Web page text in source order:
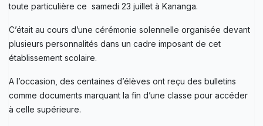
toute particulière ce samedi 23 juillet à Kananga.
C’était au cours d’une cérémonie solennelle organisée devant
plusieurs personnalités dans un cadre imposant de cet
établissement scolaire.
A l’occasion, des centaines d’élèves ont reçu des bulletins
comme documents marquant la fin d’une classe pour accéder
à celle supérieure.